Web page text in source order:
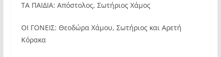
ΤΑ ΠΑΙΔΙΑ: Απόστολος, Σωτήριος Χάμος
ΟΙ ΓΟΝΕΙΣ: Θεοδώρα Χάμου, Σωτήριος και Αρετή
Κόρακα